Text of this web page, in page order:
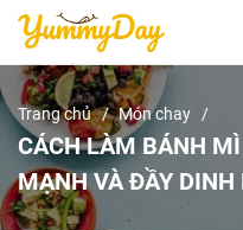
Trang chủ Món chay
CÁCH LÀM BÁNH
MẠNH VÀ ĐẦY DINH